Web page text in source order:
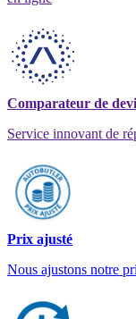
Comparateur de
Service innovant de
Prix ajusté
Nous ajustons notre